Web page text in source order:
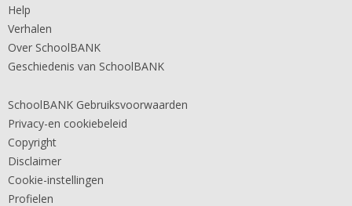
Help
Verhalen
Over SchoolBANK
Geschiedenis van SchoolBANK
SchoolBANK Gebruiksvoorwaarden
Privacy-en cookiebeleid
Copyright
Disclaimer
Cookie-instellingen
Profielen